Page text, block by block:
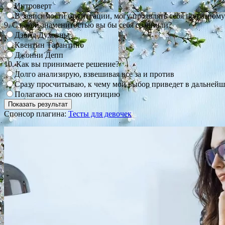
Интроверт
В зависимости от ситуации, могу проявлять себя по-разному
9. С какой знаменитостью вы бы себя сравнили?
Дэвид Духовны
Квентин Тарантино
Джонни Депп
10. Как вы принимаете решение?
Долго анализирую, взвешивая все за и против
Сразу просчитываю, к чему мой выбор приведет в
Полагаюсь на свою интуицию
Спонсор плагина: Тесты для девочек